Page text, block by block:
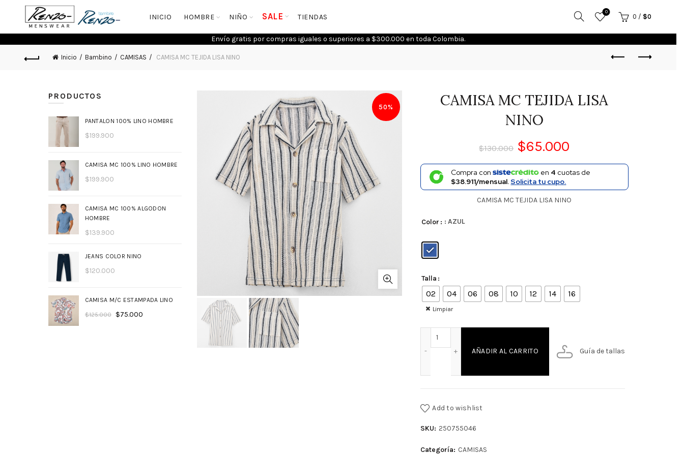
INICIO HOMBRE NIÑO SALE TIENDAS
0
0 / $0
Envío gratis por compras iguales o superiores a $300.000 en toda Colombia.
Inicio Bambino CAMISAS CAMISA MC TEJIDA LISA NINO
50%
CAMISA MC TEJIDA LISA
NINO
$130.000 $65.000
Compra con en 4 cuotas de
$38.911/mensual.Solicita tu cupo.
CAMISA MC TEJIDA LISA NINO
Color : AZUL
Talla
02 04 06 08 10 12 14 16
Limpiar
AÑADIR AL CARRITO Guía de tallas
Add to wishlist
SKU: 250755046
Categoría: CAMISAS
PRODUCTOS
PANTALON 100% LINO HOMBRE
$199.900
CAMISA MC 100% LINO HOMBRE
$199.900
CAMISA MC 100% ALGODON
HOMBRE
$139.900
JEANS COLOR NINO
$120.000
CAMISA M/C ESTAMPADA LINO
$125.000 $75.000